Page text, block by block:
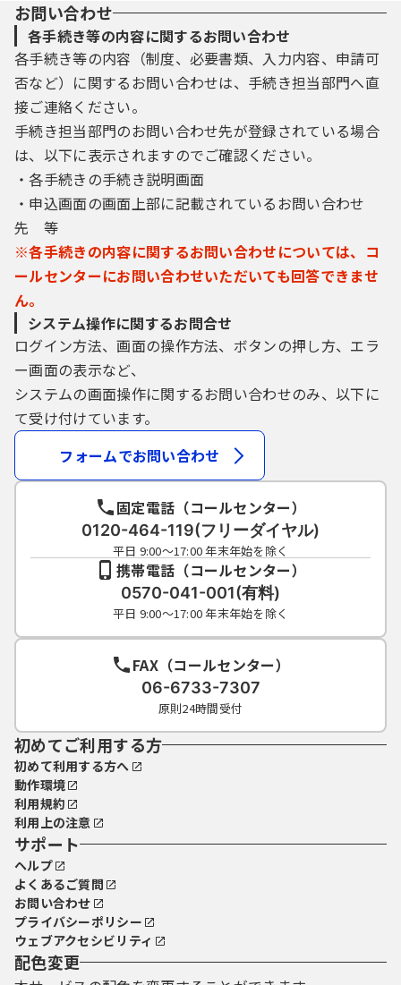
お問い合わせ
各手続き等の内容に関するお問い合わせ
各手続き等の内容（制度、必要書類、入力内容、申請可
否など）に関するお問い合わせは、手続き担当部門へ直
接ご連絡ください。
手続き担当部門のお問い合わせ先が登録されている場合
は、以下に表示されますのでご確認ください。
・各手続きの手続き説明画面
・申込画面の画面上部に記載されているお問い合わせ
先 等
※各手続きの内容に関するお問い合わせについては、コ
ールセンターにお問い合わせいただいても回答できませ
ん。
システム操作に関するお問合せ
ログイン方法、画面の操作方法、ボタンの押し方、エラ
ー画面の表示など、
システムの画面操作に関するお問い合わせのみ、以下に
て受け付けています。
フォームでお問い合わせ
固定電話（コールセンター）
0120-464-119(フリーダイヤル)
平日 9:00～17:00 年末年始を除く
携帯電話（コールセンター）
0570-041-001(有料)
平日 9:00～17:00 年末年始を除く
FAX（コールセンター）
06-6733-7307
原則24時間受付
初めてご利用する方
初めて利用する方へ
動作環境
利用規約
利用上の注意
サポート
ヘルプ
よくあるご質問
お問い合わせ
プライバシーポリシー
ウェブアクセシビリティ
配色変更